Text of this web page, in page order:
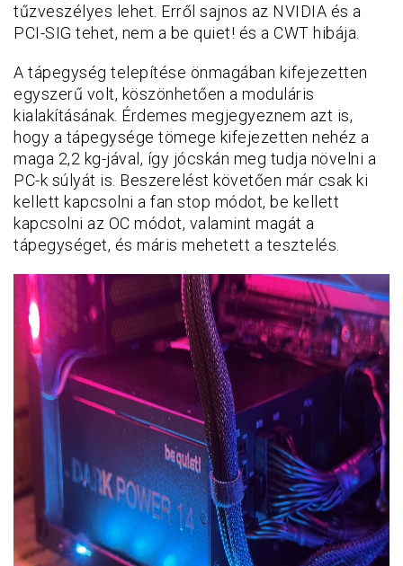
tűzveszélyes lehet. Erről sajnos az NVIDIA és a
PCI-SIG tehet, nem a be quiet! és a CWT hibája.
A tápegység telepítése önmagában kifejezetten
egyszerű volt, köszönhetően a moduláris
kialakításának. Érdemes megjegyeznem azt is,
hogy a tápegysége tömege kifejezetten nehéz a
maga 2,2 kg-jával, így jócskán meg tudja növelni a
PC-k súlyát is. Beszerelést követően már csak ki
kellett kapcsolni a fan stop módot, be kellett
kapcsolni az OC módot, valamint magát a
tápegységet, és máris mehetett a tesztelés.